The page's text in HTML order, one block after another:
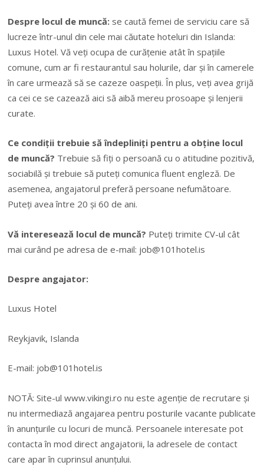
Despre locul de muncă: se caută femei de serviciu care să
lucreze într-unul din cele mai căutate hoteluri din Islanda:
Luxus Hotel. Vă veți ocupa de curățenie atât în spațiile
comune, cum ar fi restaurantul sau holurile, dar și în camerele
în care urmează să se cazeze oaspeții. În plus, veți avea grijă
ca cei ce se cazează aici să aibă mereu prosoape și lenjerii
curate.
Ce condiții trebuie să îndepliniți pentru a obține locul
de muncă? Trebuie să fiți o persoană cu o atitudine pozitivă,
sociabilă și trebuie să puteți comunica fluent engleză. De
asemenea, angajatorul preferă persoane nefumătoare.
Puteți avea între 20 și 60 de ani.
Vă interesează locul de muncă? Puteți trimite CV-ul cât
mai curând pe adresa de e-mail: job@101hotel.is
Despre angajator:
Luxus Hotel
Reykjavik, Islanda
E-mail: job@101hotel.is
NOTĂ: Site-ul www.vikingi.ro nu este agenție de recrutare și
nu intermediază angajarea pentru posturile vacante publicate
în anunțurile cu locuri de muncă. Persoanele interesate pot
contacta în mod direct angajatorii, la adresele de contact
care apar în cuprinsul anunțului.